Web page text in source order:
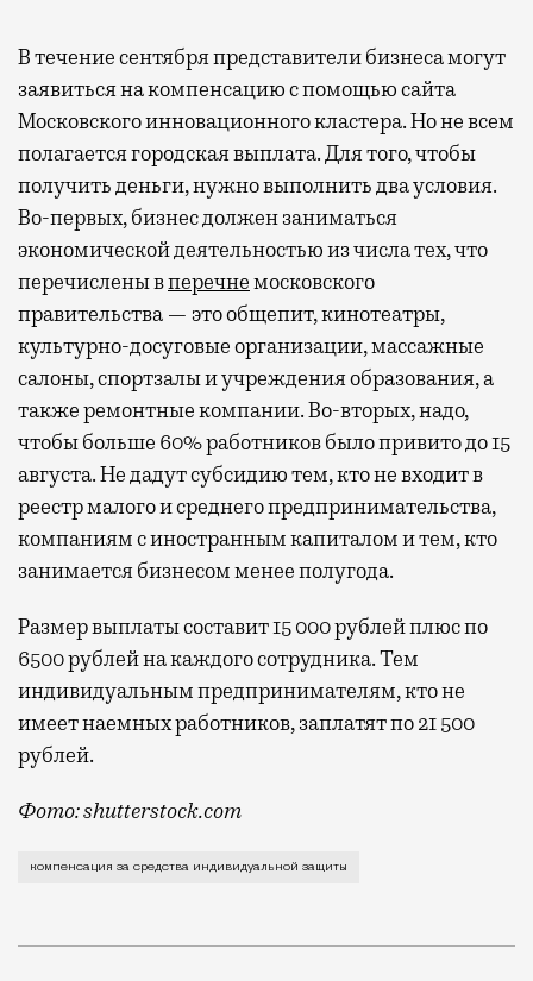
В течение сентября представители бизнеса могут
заявиться на компенсацию с помощью сайта
Московского инновационного кластера. Но не всем
полагается городская выплата. Для того, чтобы
получить деньги, нужно выполнить два условия.
Во-первых, бизнес должен заниматься
экономической деятельностью из числа тех, что
перечислены вперечнемосковского
правительства — это общепит, кинотеатры,
культурно-досуговые организации, массажные
салоны, спортзалы и учреждения образования, а
также ремонтные компании. Во-вторых, надо,
чтобы больше 60% работников было привито до 15
августа. Не дадут субсидию тем, кто не входит в
реестр малого и среднего предпринимательства,
компаниям с иностранным капиталом и тем, кто
занимается бизнесом менее полугода.
Размер выплаты составит 15 000 рублей плюс по
6500 рублей на каждого сотрудника. Тем
индивидуальным предпринимателям, кто не
имеет наемных работников, заплатят по 21 500
рублей.
Фото: shutterstock.com
Для компенсации расходов предпринимателей на
компенсация за средства индивидуальной защиты